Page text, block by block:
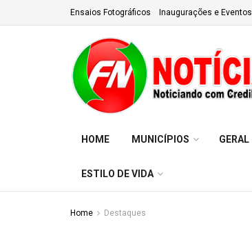
Ensaios Fotográficos Inaugurações e Eventos
HOME MUNICÍPIOS GERAL
ESTILO DE VIDA
Home Destaques